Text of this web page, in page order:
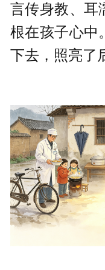
言传身教、耳
根在孩子心中
下去，照亮了